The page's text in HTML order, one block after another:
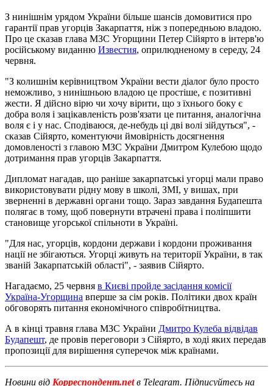
З нинішнім урядом України більше шансів домовитися про
гарантії прав угорців Закарпаття, ніж з попередньою владою.
Про це сказав глава МЗС Угорщини Петер Сійярто в інтерв'ю
російському виданню Известия, оприлюдненому в середу, 24
червня.
"З колишнім керівництвом України вести діалог було просто
неможливо, з нинішньою владою це простіше, є позитивні
жести. Я дійсно вірю чи хочу вірити, що з їхнього боку є
добра воля і зацікавленість розв'язати це питання, аналогічна
воля є і у нас. Сподіваюся, де-небудь ці дві волі зійдуться", -
сказав Сійярто, коментуючи ймовірність досягнення
домовленості з главою МЗС України Дмитром Кулебою щодо
дотримання прав угорців Закарпаття.
Дипломат нагадав, що раніше закарпатські угорці мали право
використовувати рідну мову в школі, ЗМІ, у вишах, при
зверненні в державні органи тощо. Зараз завдання Будапешта
полягає в тому, щоб повернути втрачені права і поліпшити
становище угорської спільноти в Україні.
"Для нас, угорців, кордони держави і кордони проживання
нації не збігаються. Угорці живуть на території України, в так
званій Закарпатській області", - заявив Сійярто.
Нагадаємо, 25 червня в Києві пройде засідання комісії
Україна-Угорщина вперше за сім років. Політики двох країн
обговорять питання економічного співробітництва.
А в кінці травня глава МЗС України Дмитро Кулеба відвідав
Будапешт, де провів переговори з Сійярто, в ході яких передав
пропозиції для вирішення суперечок між країнами.
Новини від Корреспондент.netв Telegram. Підписуйтесь на